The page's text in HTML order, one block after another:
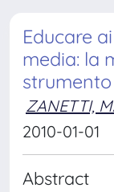
Educare
media: la
ZANETTI,
2010-01-01
Abstract